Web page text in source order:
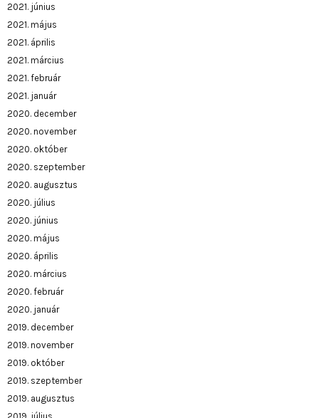
2021. június
2021. május
2021. április
2021. március
2021. február
2021. január
2020. december
2020. november
2020. október
2020. szeptember
2020. augusztus
2020. július
2020. június
2020. május
2020. április
2020. március
2020. február
2020. január
2019. december
2019. november
2019. október
2019. szeptember
2019. augusztus